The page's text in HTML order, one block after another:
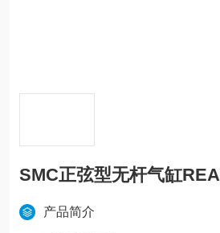
SMC正弦型无杆气缸
产品简介